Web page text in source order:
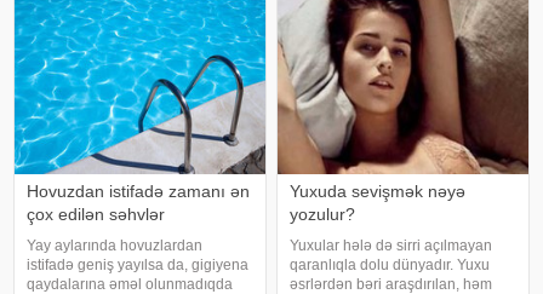
və antioksidantlar sayəsində soğa
xalq üçün yaxşı bir idarəy
Hovuzdan istifadə zamanı ən
çox edilən səhvlər
Yay aylarında hovuzlardan
istifadə geniş yayılsa da, gigiyena
qaydalarına əməl olunmadıqda
Yuxuda sevişmək nəyə
yozulur?
Yuxular hələ də sirri açılmayan
qaranlıqla dolu dünyadır. Yuxu
əsrlərdən bəri araşdırılan, həm